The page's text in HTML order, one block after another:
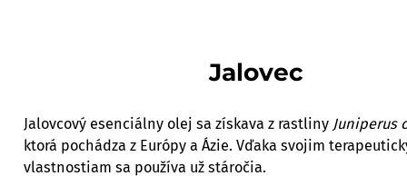
Jalovec
Jalovcový esenciálny olej sa získava z rastliny Juniperus
ktorá pochádza z Európy a Ázie. Vďaka svojim
vlastnostiam sa používa už stáročia.